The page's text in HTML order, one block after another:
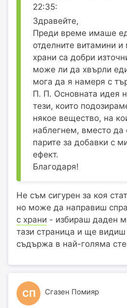
22:35:
Здравейте,
Преди време имаше
отделните витамини
храни са добри
може ли да хвърли
мога да я намеря с
П. П. Основната идея
тези, които
някое вещество, на
наблегнем, вместо да
парите за добавки с
ефект.
Благодаря!
Не съм сигурен за коя
но може да направиш
с храни - избираш даден
тази страница и ще видиш
съдържа в най-голяма
СП Сгазен Помияр